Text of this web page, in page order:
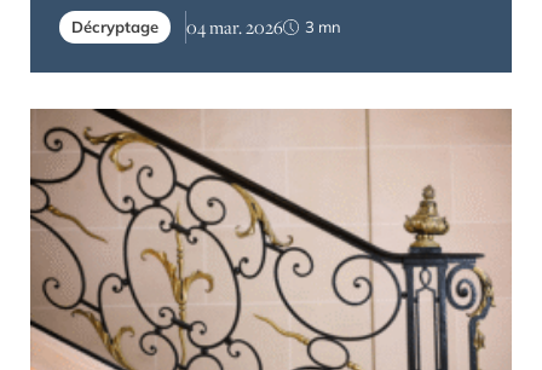
s’adonnent à un peu d’archéologie fiscale savent que le
d’exonération partielle applicable à la transmission […]
Décryptage 04 mar. 2026 3 mn